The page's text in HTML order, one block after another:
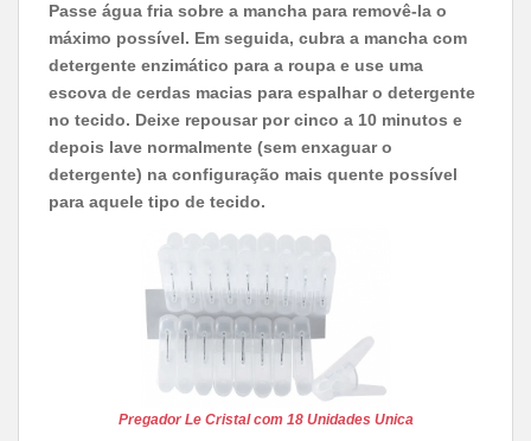
Passe água fria sobre a mancha para removê-la o
máximo possível. Em seguida, cubra a mancha com
detergente enzimático para a roupa e use uma
escova de cerdas macias para espalhar o detergente
no tecido. Deixe repousar por cinco a 10 minutos e
depois lave normalmente (sem enxaguar o
detergente) na configuração mais quente possível
para aquele tipo de tecido.
Pregador Le Cristal com 18 Unidades Unica